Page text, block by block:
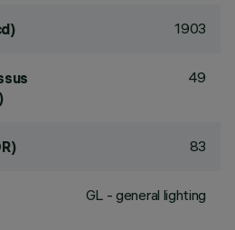
1903
49
83
GL - general lighting